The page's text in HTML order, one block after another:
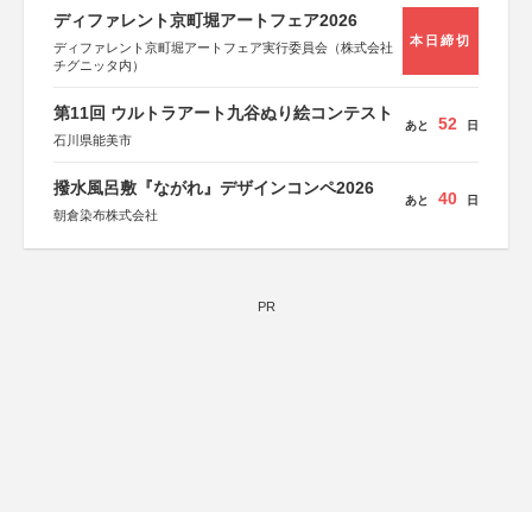
会、森林火災対策協会
ディファレント京町堀アートフェア2026
ディファレント京町堀アートフェア実行委員会（株式会社
チグニッタ内）
本日締切
第11回 ウルトラアート九谷ぬり絵コンテスト
石川県能美市
あと 52 日
撥水風呂敷『ながれ』デザインコンペ2026
朝倉染布株式会社
あと 40 日
PR